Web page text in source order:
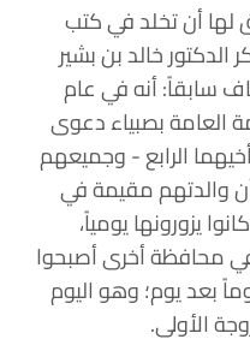
أن تخلد في كتب
الدكتور خالد بن بشير
سابقاً‏: أنه في عام
العامة بصبياء دعوى
الرابع ‏- وجميعهم
والدتهم مقيمة في
يزورونها يومياً،
محافظة أخرى أصبحوا
بعد يوم؛ وهو اليوم
الأولى.